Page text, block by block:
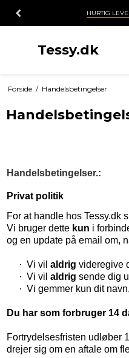
Tessy.dk
Forside / Handelsbetingelser
Handelsbetingelser.:
Privat politik
For at handle hos Tessy.dk
Vi bruger dette kun i
og en update på email om,
· Vi vil aldrig videregive
· Vi vil aldrig sende dig
· Vi gemmer kun dit
Du har som forbruger 14
Fortrydelsesfristen udløber
drejer sig om en aftale om